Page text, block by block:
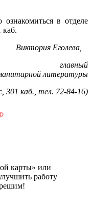
в отделе
каб.
Виктория Еголева,
литературы
301 каб., тел. 72-84-16)
карты» или
работу